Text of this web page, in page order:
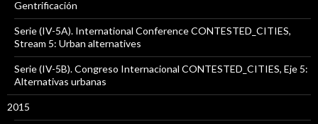
Gentrificación
Serie (IV-5A). International Conference CONTESTED_CITIES,
Stream 5: Urban alternatives
Serie (IV-5B). Congreso Internacional CONTESTED_CITIES, Eje 5:
Alternativas urbanas
2015